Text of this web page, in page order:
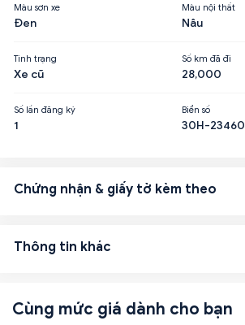
Màu sơn xe
Đen
Màu nội thất
Nâu
Tình trạng
Xe cũ
Số km đã đi
28,000
Số lần đăng ký
1
Biển số
30H-23460
Chứng nhận & giấy tờ kèm theo
Thông tin khác
Cùng mức giá dành cho bạn